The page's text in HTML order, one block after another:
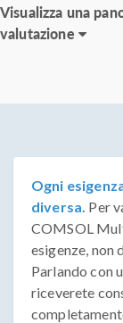
Visualizza una
valutazione
Ogni
diversa. Per
COMSOL
esigenze, non
Parlando con
riceverete